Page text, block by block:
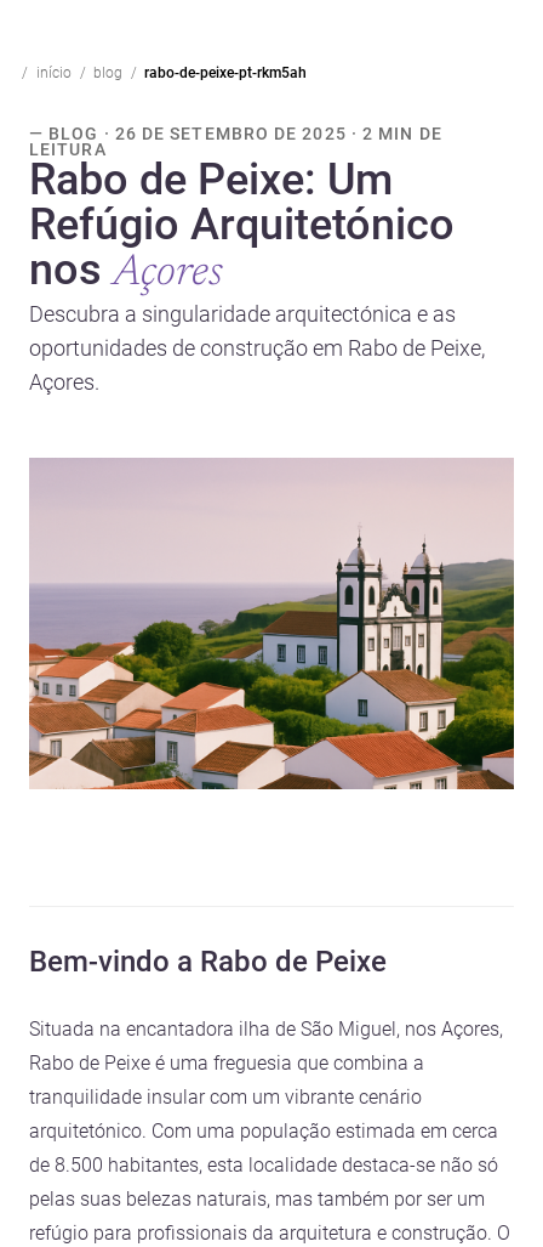
início blog rabo-de-peixe-pt-rkm5ah
— BLOG · 26 DE SETEMBRO DE 2025 · 2 MIN DE
LEITURA
Rabo de Peixe: Um
Refúgio Arquitetónico
nos Açores
Descubra a singularidade arquitectónica e as
oportunidades de construção em Rabo de Peixe,
Açores.
Bem-vindo a Rabo de Peixe
Situada na encantadora ilha de São Miguel, nos Açores,
Rabo de Peixe é uma freguesia que combina a
tranquilidade insular com um vibrante cenário
arquitetónico. Com uma população estimada em cerca
de 8.500 habitantes, esta localidade destaca-se não só
pelas suas belezas naturais, mas também por ser um
refúgio para profissionais da arquitetura e construção. O